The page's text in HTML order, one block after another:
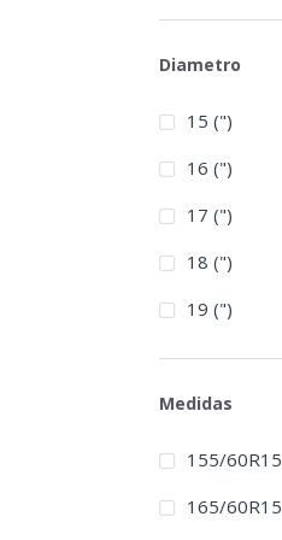
Diametro
15 (")
16 (")
17 (")
18 (")
19 (")
Medidas
155/60R15
165/60R15